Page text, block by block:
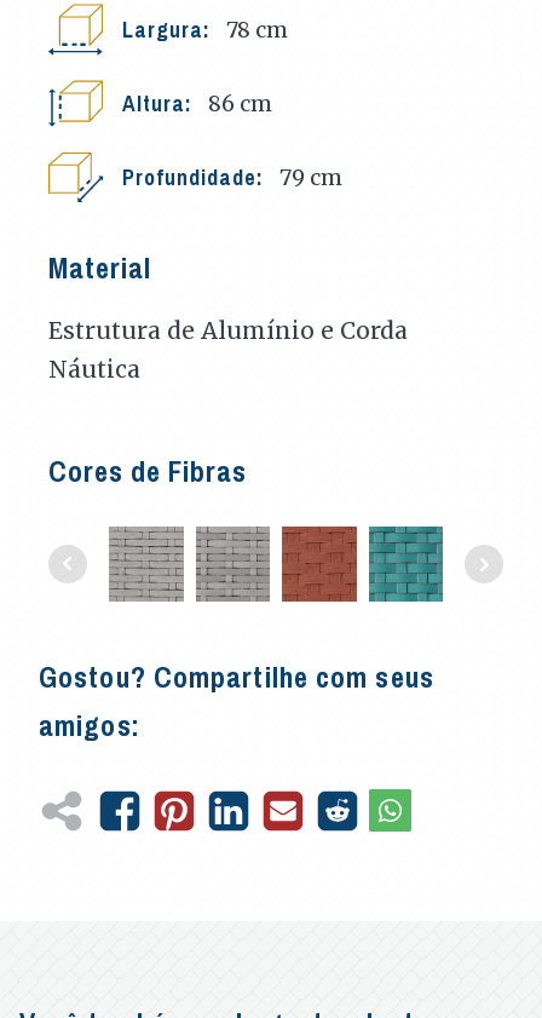
Largura: 78 cm
Altura: 86 cm
Profundidade: 79 cm
Material
Estrutura de Alumínio e Corda
Náutica
Cores de Fibras
Gostou? Compartilhe com seus
amigos: